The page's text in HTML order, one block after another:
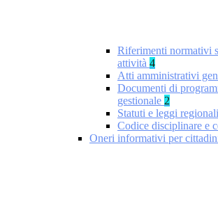
Riferimenti normativi
attività 4
Atti amministrativi
Documenti di
gestionale 2
Statuti e leggi regionali
Codice disciplinare e
Oneri informativi per